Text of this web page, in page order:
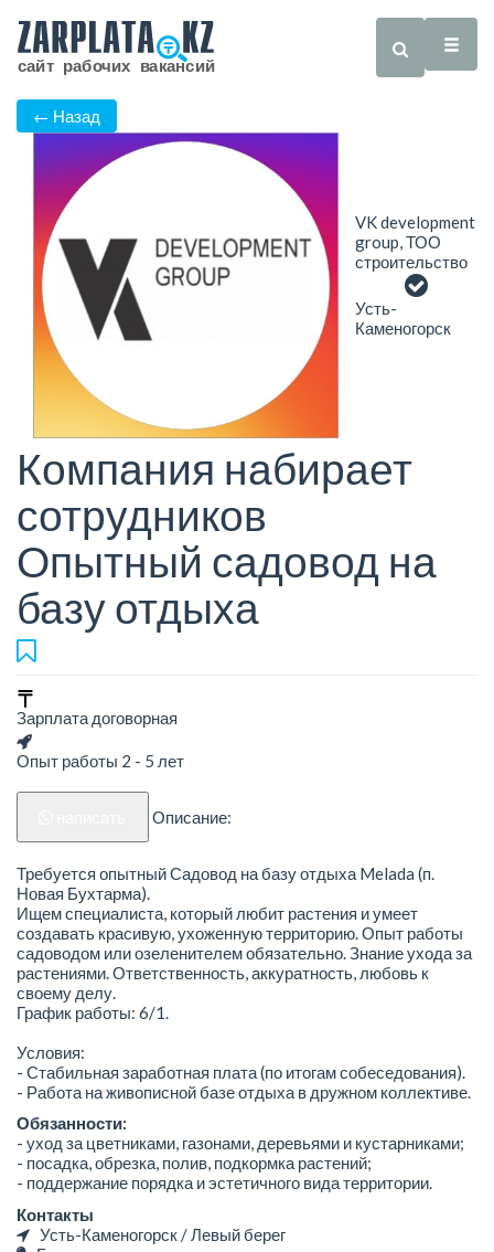
← Назад
VK development
group, ТОО
строительство
Усть-
Каменогорск
Компания набирает
сотрудников
Опытный садовод на
базу отдыха
Зарплата договорная
Опыт работы 2 - 5 лет
Описание:
Требуется опытный Садовод на базу отдыха Melada (п.
Новая Бухтарма).
Ищем специалиста, который любит растения и умеет
создавать красивую, ухоженную территорию. Опыт работы
садоводом или озеленителем обязательно. Знание ухода за
растениями. Ответственность, аккуратность, любовь к
своему делу.
График работы: 6/1.
Условия:
- Стабильная заработная плата (по итогам собеседования).
- Работа на живописной базе отдыха в дружном коллективе.
Обязанности:
- уход за цветниками, газонами, деревьями и кустарниками;
- посадка, обрезка, полив, подкормка растений;
- поддержание порядка и эстетичного вида территории.
Контакты
Усть-Каменогорск / Левый берег